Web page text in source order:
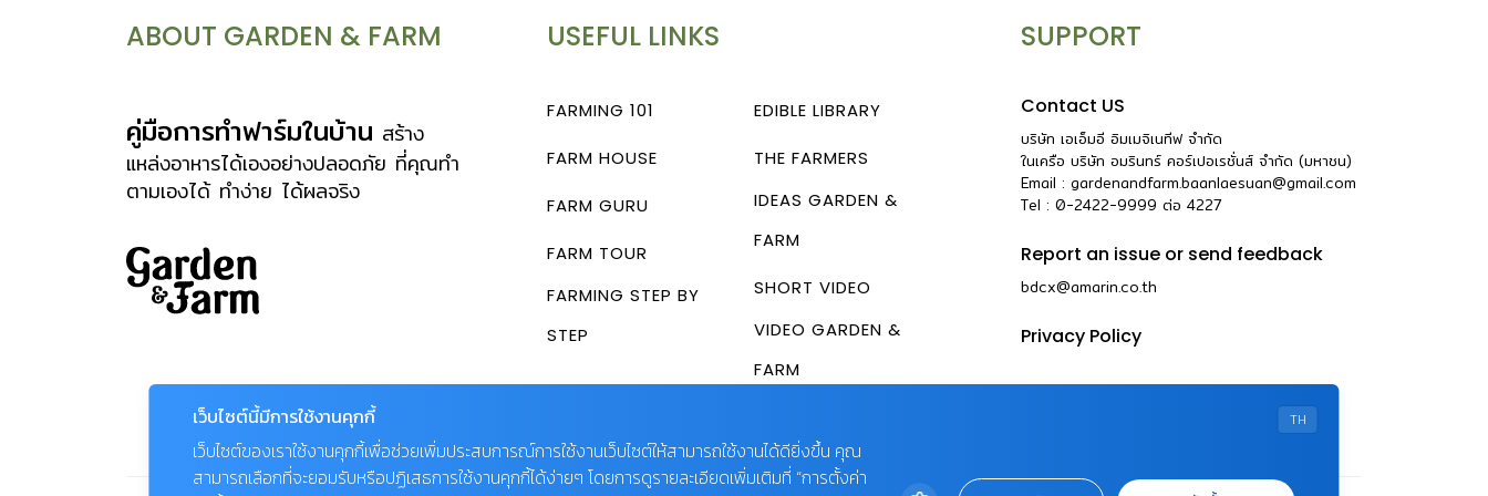
เคลือบด้วยขี้ผึ้ง เพื่อช่วยลดการสูญเสียน้ำ
(areole) ซึ่งอาจเรียงต่อกันอยู่บนแนวซี่
หรือสันสูงของต้นที่เรียกว่า สันต้น (rib)
หรือเรียงอยู่บนเนินนูนที่เรียกว่า “เนิน
คือจุดเด่นของแคคตัส ซึ่งเกิดจากการ
เปลี่ยนใบให้กลายเป็นหนาม เพื่อให้เหมาะ
กับสภาพอากาศที่ร้อนและแห้งแล้ง ทำให้ต้น
ไปได้ หนามของแคคตัสมีหลายแบบ หลาย
ลักษณะ บางชนิดมีหนามแหลมคล้ายเข็ม
เย็บผ้า บางชนิดปลายหนามงอคล้ายตะขอ
ABOUT GARDEN & FARM
คู่มือการทำฟาร์มในบ้าน สร้าง
แหล่งอาหารได้เองอย่างปลอดภัย ที่คุณทำ
ตามเองได้ ทำง่าย ได้ผลจริง
USEFUL LINKS
FARMING 101
FARM HOUSE
FARM GURU
FARM TOUR
FARMING STEP BY
STEP
EDIBLE LIBRARY
THE FARMERS
IDEAS GARDEN &
FARM
SHORT VIDEO
VIDEO GARDEN &
FARM
SUPPORT
Contact US
บริษัท เอเอ็มอี อิมเมจิเนทีฟ จำกัด
ในเครือ บริษัท อมรินทร์ คอร์เปอเรชั่นส์ จำกัด (มหาชน)
Email : gardenandfarm.baanlaesuan@gmail.com
Tel : 0-2422-9999 ต่อ 4227
Report an issue or send feedback
bdcx@amarin.co.th
Privacy Policy
TH
เว็บไซต์นี้มีการใช้งานคุกกี้
เว็บไซต์ของเราใช้งานคุกกี้เพื่อช่วยเพิ่มประสบการณ์การใช้งานเว็บไซต์ให้สามารถใช้งานได้ดียิ่งขึ้น คุณ
สามารถเลือกที่จะยอมรับหรือปฏิเสธการใช้งานคุกกี้ได้ง่ายๆ โดยการดูรายละเอียดเพิ่มเติมที่ “การตั้งค่า